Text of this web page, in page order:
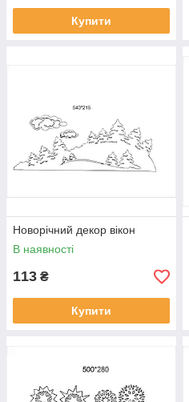
Купити
Новорічний декор вікон
В наявності
113 ₴
Купити